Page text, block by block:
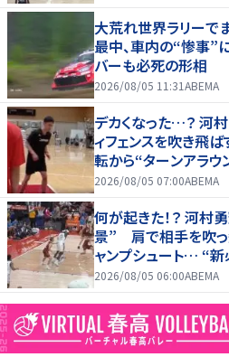
大荒れ世界ラリーで
最中、車内の“惨事”
バーも必死の形相
2026/08/05 11:31ABEMA
デカくなった…？ 河
ィフェンスを吹き飛
転から“ターンアラウ
2026/08/05 07:00ABEMA
何が起きた！？ 河村
景” 肩で相手を吹
ャンプシュート… “
ャンパー炸裂
2026/08/05 06:00ABEMA